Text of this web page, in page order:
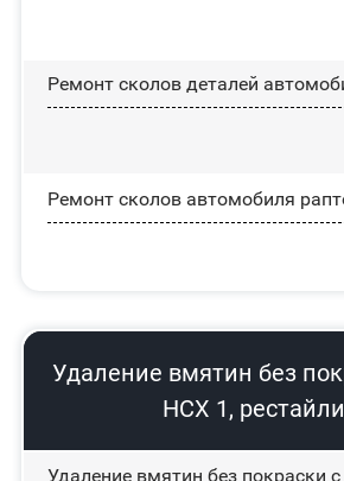
Ремонт сколов деталей
Ремонт сколов автомобиля
Удаление вмятин без
НСХ 1,
Удаление вмятин без покраски